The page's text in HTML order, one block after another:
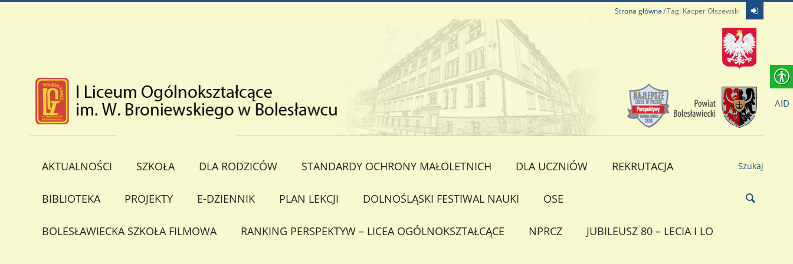
Strona główna Tag: Kacper Olszewski
AKTUALNOŚCI SZKOŁA DLA RODZICÓW STANDARDY OCHRONY MAŁOLETNICH DLA UCZNIÓW REKRUTACJA
BIBLIOTEKA PROJEKTY E-DZIENNIK PLAN LEKCJI DOLNOŚLĄSKI FESTIWAL NAUKI OSE
BOLESŁAWIECKA SZKOŁA FILMOWA RANKING PERSPEKTYW – LICEA OGÓLNOKSZTAŁCĄCE NPRCZ JUBILEUSZ 80 – LECIA I LO
Szukaj
AID